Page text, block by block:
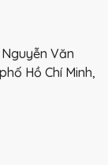
Nguyễn Văn
Hồ Chí Minh,